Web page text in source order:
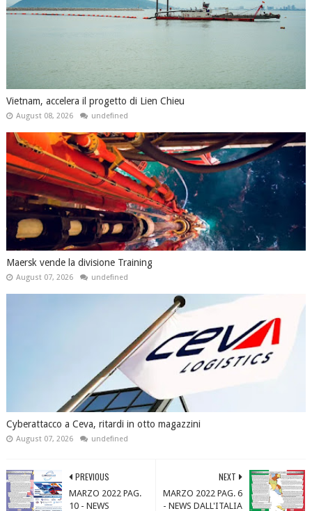
Vietnam, accelera il progetto di Lien Chieu
August 08, 2026 undefined
Maersk vende la divisione Training
August 07, 2026 undefined
Cyberattacco a Ceva, ritardi in otto magazzini
August 07, 2026 undefined
NEXT
MARZO 2022 PAG. 6
- NEWS DALL'ITALIA
PREVIOUS
MARZO 2022 PAG.
10 - NEWS